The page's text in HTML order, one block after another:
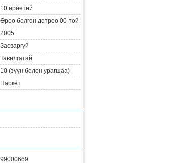
10 өрөөтөй
Өрөө болгон дотроо 00-той
2005
Засваргүй
Тавилгатай
10 (зүүн болон урагшаа)
Паркет
99000669